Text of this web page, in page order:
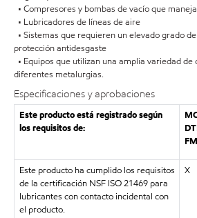
• Compresores y bombas de vacío que
• Lubricadores de líneas de aire
• Sistemas que requieren un elevado grado
protección antidesgaste
• Equipos que utilizan una amplia variedad
diferentes metalurgias.
Especificaciones y aprobaciones
Este producto está registrado según
los requisitos de:
Este producto ha cumplido los requisitos
de la certificación NSF ISO 21469 para
lubricantes con contacto incidental con
el producto.
X